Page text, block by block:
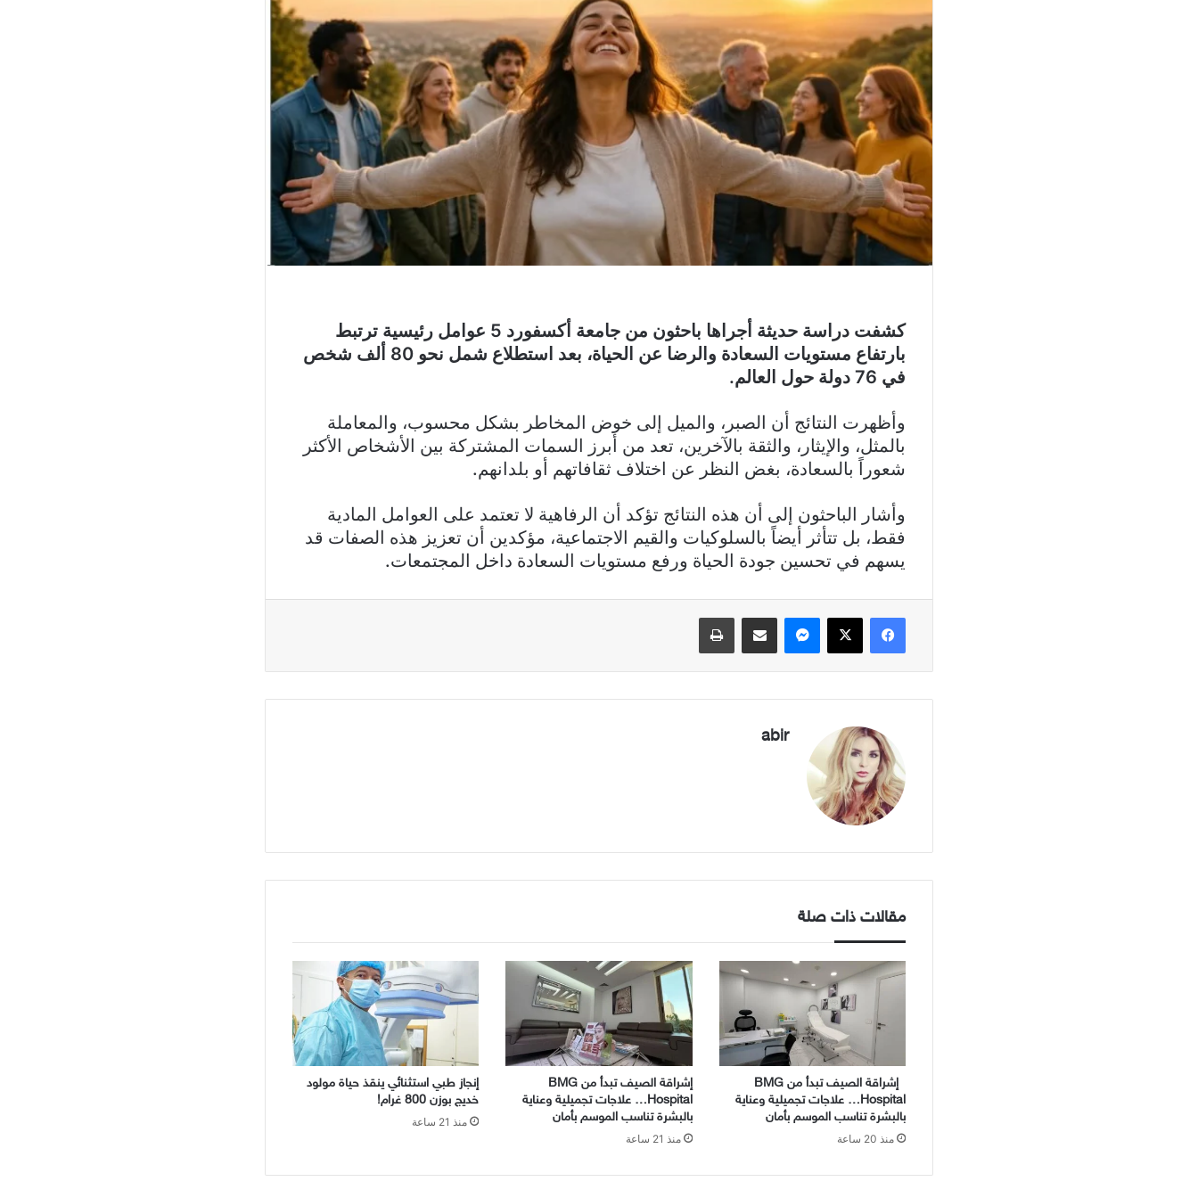
كشفت دراسة حديثة أجراها باحثون من جامعة أكسفورد 5 عوامل رئيسية ترتبط
بارتفاع مستويات السعادة والرضا عن الحياة، بعد استطلاع شمل نحو 80 ألف شخص
في 76 دولة حول العالم.
وأظهرت النتائج أن الصبر، والميل إلى خوض المخاطر بشكل محسوب، والمعاملة
بالمثل، والإيثار، والثقة بالآخرين، تعد من أبرز السمات المشتركة بين الأشخاص الأكثر
شعوراً بالسعادة، بغض النظر عن اختلاف ثقافاتهم أو بلدانهم.
وأشار الباحثون إلى أن هذه النتائج تؤكد أن الرفاهية لا تعتمد على العوامل المادية
فقط، بل تتأثر أيضاً بالسلوكيات والقيم الاجتماعية، مؤكدين أن تعزيز هذه الصفات قد
يسهم في تحسين جودة الحياة ورفع مستويات السعادة داخل المجتمعات.
فيسبوك X ماسنجر مشاركة عبر البريد طباعة
abir
مقالات ذات صلة
إشراقة الصيف تبدأ من BMG
Hospital… علاجات تجميلية وعناية
بالبشرة تناسب الموسم بأمان
منذ 20 ساعة
إشراقة الصيف تبدأ من BMG
Hospital… علاجات تجميلية وعناية
بالبشرة تناسب الموسم بأمان
منذ 21 ساعة
إنجاز طبي استثنائي ينقذ حياة مولود
خديج بوزن 800 غرام!
منذ 21 ساعة